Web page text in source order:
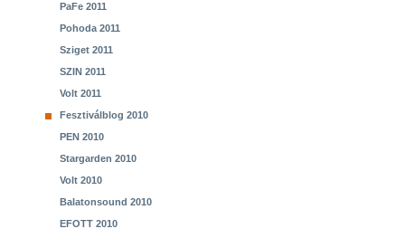
PaFe 2011
Pohoda 2011
Sziget 2011
SZIN 2011
Volt 2011
Fesztiválblog 2010
PEN 2010
Stargarden 2010
Volt 2010
Balatonsound 2010
EFOTT 2010